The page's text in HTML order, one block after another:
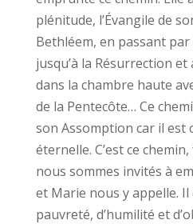
plénitude, l’Évangile de
Bethléem, en passant
jusqu’à la Résurrection et
dans la chambre haute
de la Pentecôte… Ce
son Assomption car il est
éternelle. C’est ce
nous sommes invités à
et Marie nous y appelle. Il
pauvreté, d’humilité et